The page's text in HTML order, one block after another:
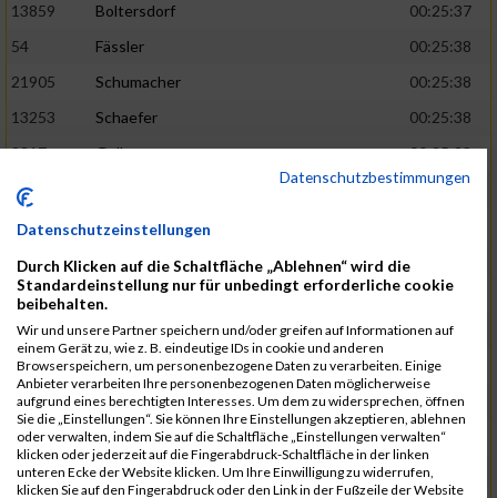
13859
Boltersdorf
00:25:37
54
Fässler
00:25:38
21905
Schumacher
00:25:38
13253
Schaefer
00:25:38
2317
Golbar
00:25:38
5561
00:25:38
12006
Laudien
9273
Nicotra
7717
Lades
00:25:38
15581
Adamczak
00:25:38
3162
Heilig
00:25:39
3107
Schork
00:25:40
5888
Regneri
00:25:41
8971
Bien 00:25:42
Datenschutzbestimmungen
Datenschutzeinstellungen
Durch Klicken auf die Schaltfläche „Ablehnen“ wird die
Standardeinstellung nur für unbedingt erforderliche cookie
beibehalten.
Wir und unsere Partner speichern und/oder greifen auf Informationen auf
einem Gerät zu, wie z. B. eindeutige IDs in cookie und anderen
Browserspeichern, um personenbezogene Daten zu verarbeiten. Einige
Anbieter verarbeiten Ihre personenbezogenen Daten möglicherweise
aufgrund eines berechtigten Interesses. Um dem zu widersprechen, öffnen
Sie die „Einstellungen“. Sie können Ihre Einstellungen akzeptieren, ablehnen
oder verwalten, indem Sie auf die Schaltfläche „Einstellungen verwalten“
klicken oder jederzeit auf die Fingerabdruck-Schaltfläche in der linken
unteren Ecke der Website klicken. Um Ihre Einwilligung zu widerrufen,
klicken Sie auf den Fingerabdruck oder den Link in der Fußzeile der Website